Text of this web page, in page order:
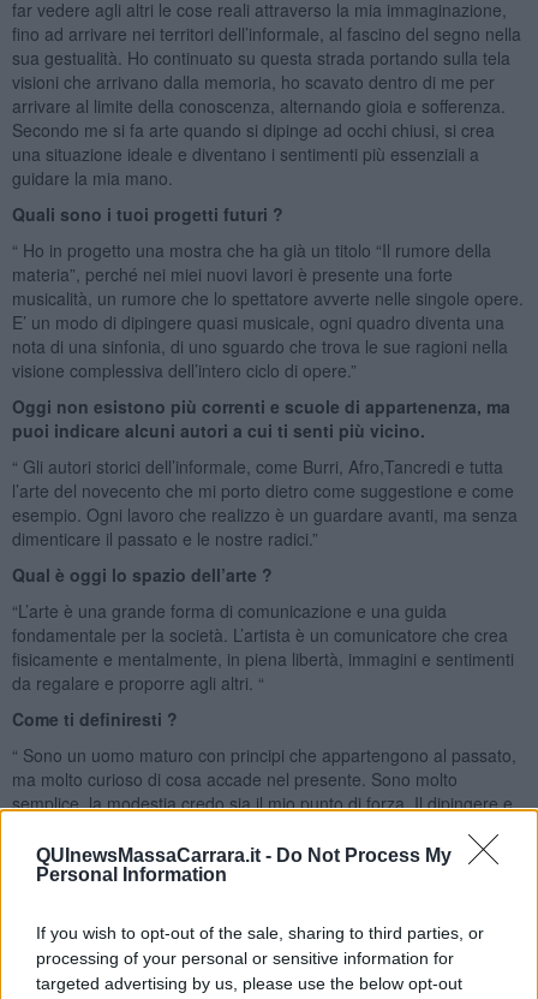
QUInewsMassaCarrara.it - Do Not Process My
Personal Information
If you wish to opt-out of the sale, sharing to third parties, or
processing of your personal or sensitive information for
targeted advertising by us, please use the below opt-out
far vedere agli altri le cose reali attraverso la mia immaginazione,
fino ad arrivare nei territori dell’informale, al fascino del segno nella
sua gestualità. Ho continuato su questa strada portando sulla tela
visioni che arrivano dalla memoria, ho scavato dentro di me per
arrivare al limite della conoscenza, alternando gioia e sofferenza.
Secondo me si fa arte quando si dipinge ad occhi chiusi, si crea
una situazione ideale e diventano i sentimenti più essenziali a
guidare la mia mano.
Quali sono i tuoi progetti futuri ?
“ Ho in progetto una mostra che ha già un titolo “Il rumore della
materia”, perché nei miei nuovi lavori è presente una forte
musicalità, un rumore che lo spettatore avverte nelle singole opere.
E’ un modo di dipingere quasi musicale, ogni quadro diventa una
nota di una sinfonia, di uno sguardo che trova le sue ragioni nella
visione complessiva dell’intero ciclo di opere.”
Oggi non esistono più correnti e scuole di appartenenza, ma
puoi indicare alcuni autori a cui ti senti più vicino.
“ Gli autori storici dell’informale, come Burri, Afro,Tancredi e tutta
l’arte del novecento che mi porto dietro come suggestione e come
esempio. Ogni lavoro che realizzo è un guardare avanti, ma senza
dimenticare il passato e le nostre radici.”
Qual è oggi lo spazio dell’arte ?
“L’arte è una grande forma di comunicazione e una guida
fondamentale per la società. L’artista è un comunicatore che crea
fisicamente e mentalmente, in piena libertà, immagini e sentimenti
da regalare e proporre agli altri. “
Come ti definiresti ?
“ Sono un uomo maturo con principi che appartengono al passato,
ma molto curioso di cosa accade nel presente. Sono molto
semplice, la modestia credo sia il mio punto di forza. Il dipingere e
cerca di lavorare coerentemente portando avanti, con serietà, il
proprio lavoro e cercando di raggiungere dei risultati che aiutino
Riccardo Ferrucci